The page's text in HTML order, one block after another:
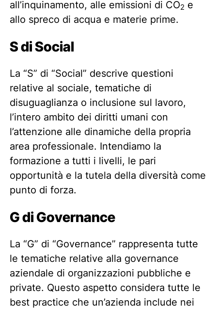
all’inquinamento, alle emissioni di CO2 e
allo spreco di acqua e materie prime.
S di Social
La “S” di “Social” descrive questioni
relative al sociale, tematiche di
disuguaglianza o inclusione sul lavoro,
l’intero ambito dei diritti umani con
l’attenzione alle dinamiche della propria
area professionale. Intendiamo la
formazione a tutti i livelli, le pari
opportunità e la tutela della diversità come
punto di forza.
G di Governance
La “G” di “Governance” rappresenta tutte
le tematiche relative alla governance
aziendale di organizzazioni pubbliche e
private. Questo aspetto considera tutte le
best practice che un’azienda include nei